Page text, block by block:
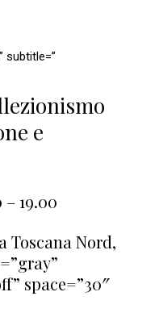
subtitle=”
e
– 19.00
Toscana Nord,
space=”30″